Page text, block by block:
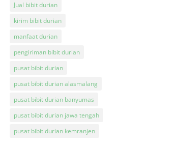
Jual bibit durian
kirim bibit durian
manfaat durian
pengiriman bibit durian
pusat bibit durian
pusat bibit durian alasmalang
pusat bibit durian banyumas
pusat bibit durian jawa tengah
pusat bibit durian kemranjen